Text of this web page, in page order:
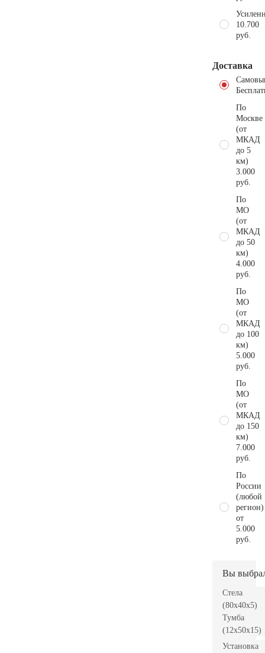
10.700
руб.
Доставка
По
Москве
(от
МКАД
до 5
км)
3.000
руб.
По
МО
(от
МКАД
до 50
км)
4.000
руб.
По
МО
(от
МКАД
до 100
км)
5.000
руб.
По
МО
(от
МКАД
до 150
км)
7.000
руб.
По
России
(любой
регион)
от
5.000
руб.
Вы
Стела
(80x40x5)
Тумба
(12x50x15)
Установка